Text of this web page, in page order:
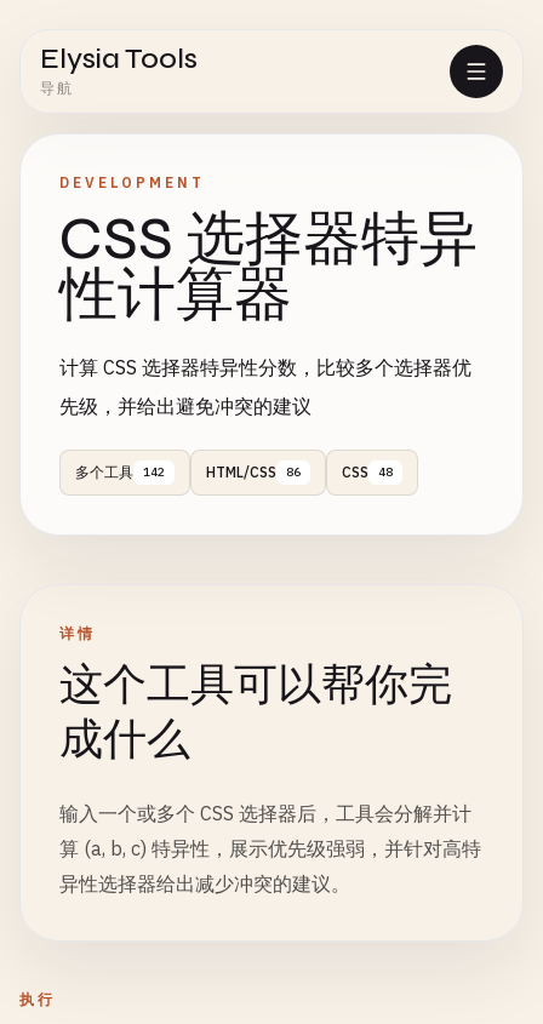
Elysia Tools
导航
DEVELOPMENT
CSS 选择器特异
性计算器
计算 CSS 选择器特异性分数，比较多个选择器优
先级，并给出避免冲突的建议
多个工具 142 HTML/CSS 86 CSS 48
详情
这个工具可以帮你完
成什么
输入一个或多个 CSS 选择器后，工具会分解并计
算 (a, b, c) 特异性，展示优先级强弱，并针对高特
异性选择器给出减少冲突的建议。
执行